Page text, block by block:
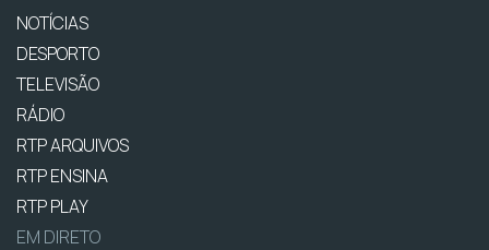
NOTÍCIAS
DESPORTO
TELEVISÃO
RÁDIO
RTP ARQUIVOS
RTP ENSINA
RTP PLAY
EM DIRETO